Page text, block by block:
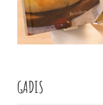
GADIS